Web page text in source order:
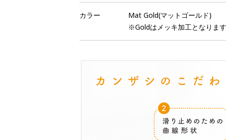
カラー
Mat Gold(マットゴールド)
※Goldはメッキ加工となりま